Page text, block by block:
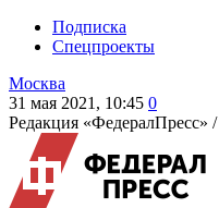
Подписка
Спецпроекты
Москва
31 мая 2021, 10:45 0
Редакция «ФедералПресс» /